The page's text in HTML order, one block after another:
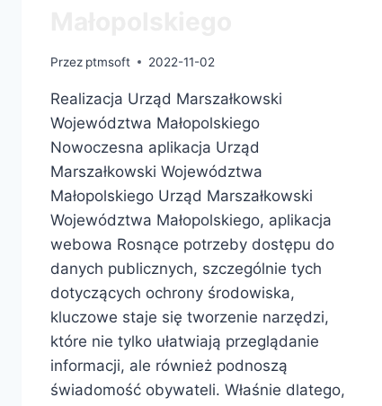
Przez ptmsoft 2022-11-02
Realizacja Urząd Marszałkowski
Województwa Małopolskiego
Nowoczesna aplikacja Urząd
Marszałkowski Województwa
Małopolskiego Urząd Marszałkowski
Województwa Małopolskiego, aplikacja
webowa Rosnące potrzeby dostępu do
danych publicznych, szczególnie tych
dotyczących ochrony środowiska,
kluczowe staje się tworzenie narzędzi,
które nie tylko ułatwiają przeglądanie
informacji, ale również podnoszą
świadomość obywateli. Właśnie dlatego,